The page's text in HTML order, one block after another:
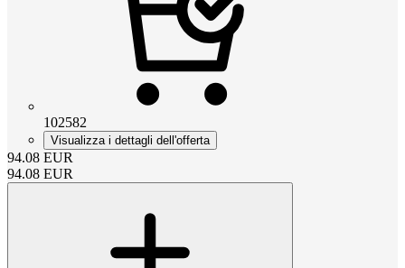
102582
Visualizza i dettagli dell'offerta
94.08 EUR
94.08 EUR